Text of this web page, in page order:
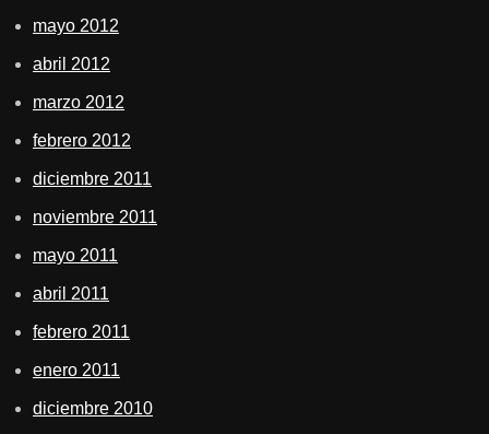
mayo 2012
abril 2012
marzo 2012
febrero 2012
diciembre 2011
noviembre 2011
mayo 2011
abril 2011
febrero 2011
enero 2011
diciembre 2010